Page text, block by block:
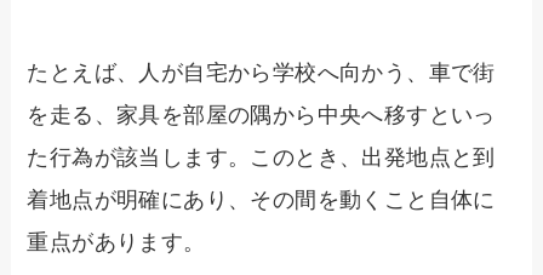
たとえば、人が自宅から学校へ向かう、車で街
を走る、家具を部屋の隅から中央へ移すといっ
た行為が該当します。このとき、出発地点と到
着地点が明確にあり、その間を動くこと自体に
重点があります。